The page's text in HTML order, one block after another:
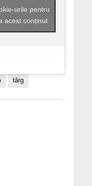
urile pentru
acest conținut
târg